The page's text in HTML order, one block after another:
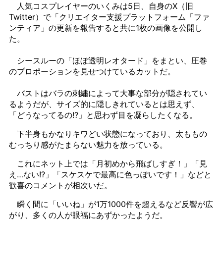
人気コスプレイヤーのいくみは5日、自身のX（旧
Twitter）で「クリエイター支援プラットフォーム「ファ
ンティア」の更新を報告すると共に1枚の画像を公開し
た。
シースルーの「ほぼ透明レオタード」をまとい、圧巻
のプロポーションを見せつけているカットだ。
バストはバラの刺繡によって大事な部分が隠されてい
るようだが、サイズ的に隠しきれているとは思えず、
「どうなってるの!?」と思わず目を凝らしたくなる。
下半身もかなりキワどい状態になっており、太ももの
むっちり感がたまらない魅力を放っている。
これにネット上では「月初めから飛ばしすぎ！」「見
え…ない!?」「スケスケで最高に色っぽいです！」などと
歓喜のコメントが相次いだ。
瞬く間に「いいね」が1万1000件を超えるなど反響が広
がり、多くの人が眼福にあずかったようだ。